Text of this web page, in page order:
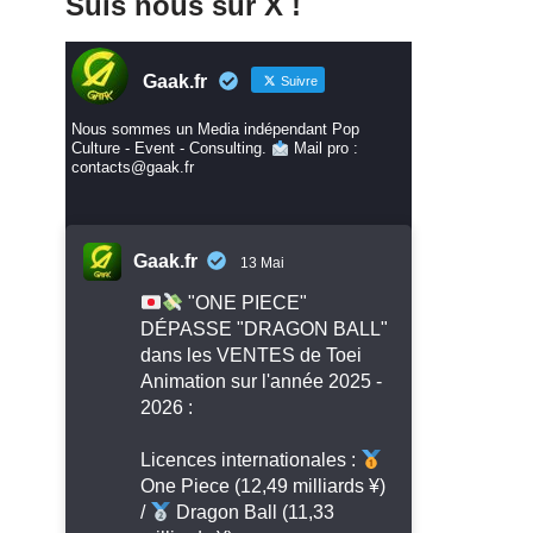
Gaak.fr Suivre
Nous sommes un Media indépendant Pop
Culture - Event - Consulting.
Mail pro :
contacts@gaak.fr
Gaak.fr 13 Mai
"ONE PIECE"
DÉPASSE "DRAGON BALL"
dans les VENTES de Toei
Animation sur l'année 2025 -
2026 :
Licences internationales :
One Piece (12,49 milliards ¥)
/
Dragon Ball (11,33